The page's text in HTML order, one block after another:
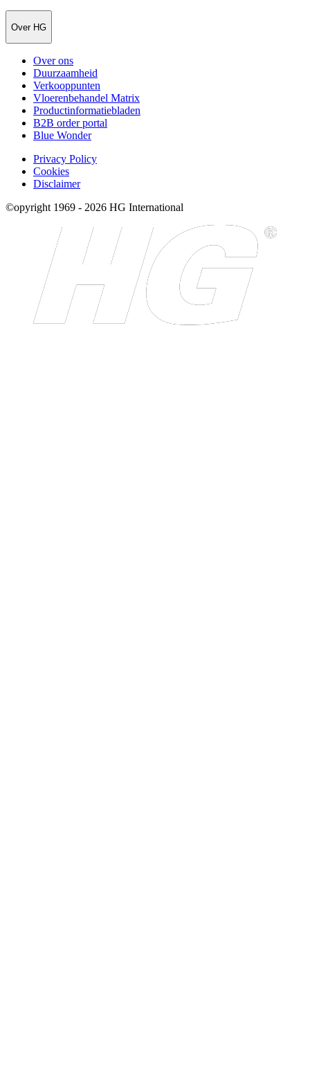
Over HG
Over ons
Duurzaamheid
Verkooppunten
Vloerenbehandel Matrix
Productinformatiebladen
B2B order portal
Blue Wonder
Privacy Policy
Cookies
Disclaimer
©opyright 1969 - 2026 HG International